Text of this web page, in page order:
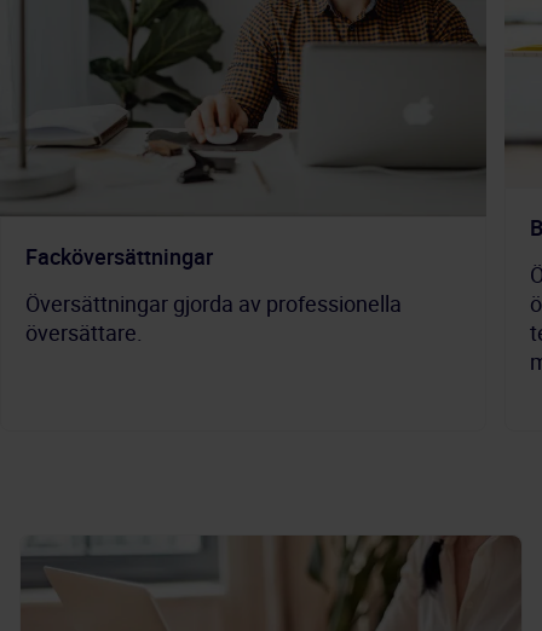
Facköversättningar
Översättningar gjorda av professionella
översättare.